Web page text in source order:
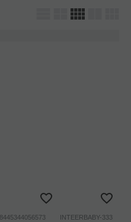
8445344056573 INTEERBABY-333